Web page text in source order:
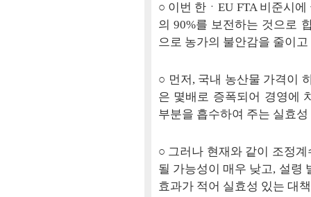
○ 이번 한ㆍEU FTA 비준시
의 90%를 보전하는 것으로
으로 농가의 불안감을 줄이
○ 먼저, 국내 농산물 가격이
은 몇배로 증폭되어 경영에
부분을 흡수하여 주는 실효
○ 그러나 현재와 같이 조정
될 가능성이 매우 낮고, 설령
효과가 적어 실효성 있는 대